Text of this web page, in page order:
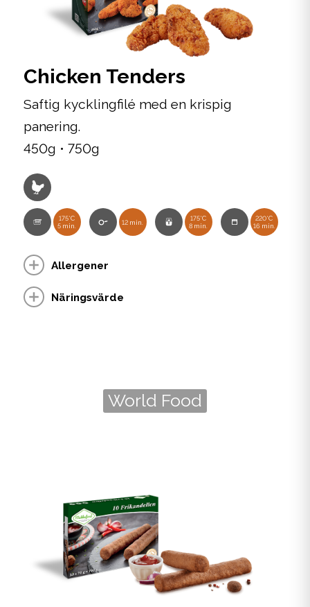
175°C
5 min.
12 min.
175°C
8 min.
220°C
16 min.
Allergener
Näringsvärde
Chicken Tenders
Saftig kycklingfilé med en krispig
panering.
450g • 750g
World Food